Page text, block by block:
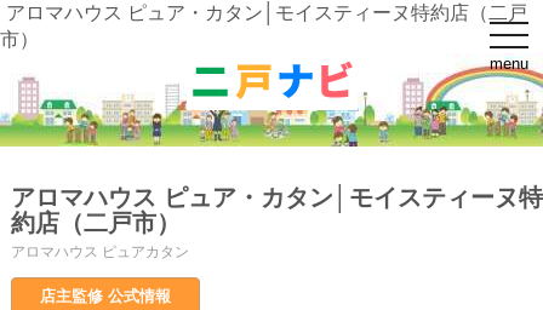
t
o
g
g
l
e
n
i
g
menu
アロマハウス ピュア・カタン│モイスティーヌ特約店（二戸
市）
アロマハウス ピュア・カタン│モイスティーヌ特
約店（二戸市）
アロマハウス ピュアカタン
店主監修 公式情報